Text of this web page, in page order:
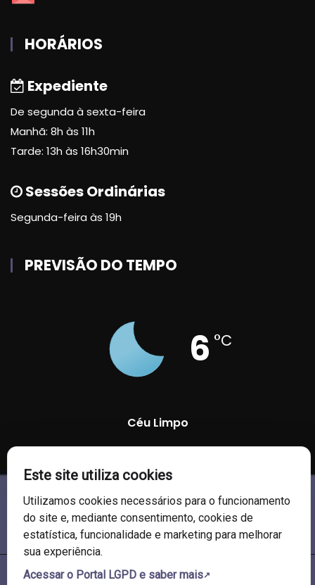
HORÁRIOS
Expediente
De segunda à sexta-feira
Manhã: 8h às 11h
Tarde: 13h às 16h30min
Sessões Ordinárias
Segunda-feira às 19h
PREVISÃO DO TEMPO
6 °C
Céu Limpo
94 % 1017 mb
Este site utiliza cookies
Utilizamos cookies necessários para o funcionamento
do site e, mediante consentimento, cookies de
estatística, funcionalidade e marketing para melhorar
sua experiência.
Acessar o Portal LGPD e saber mais